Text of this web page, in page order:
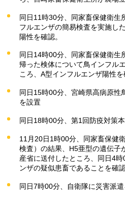
同日11時30分、同家畜保健衛生
フルエンザの簡易検査を実施し
陽性を確認。
同日14時00分、同家畜保健衛生
帰った検体について鳥インフル
ころ、A型インフルエンザ陽性を
同日15時00分、宮崎県高病原性
を設置
同日18時00分、第1回防疫対策
11月20日1時00分、同家畜保健
検査）の結果、H5亜型の遺伝子
産省に送付したところ、同日4
ンザの疑似患畜であることを確
同日7時00分、自衛隊に災害派遣